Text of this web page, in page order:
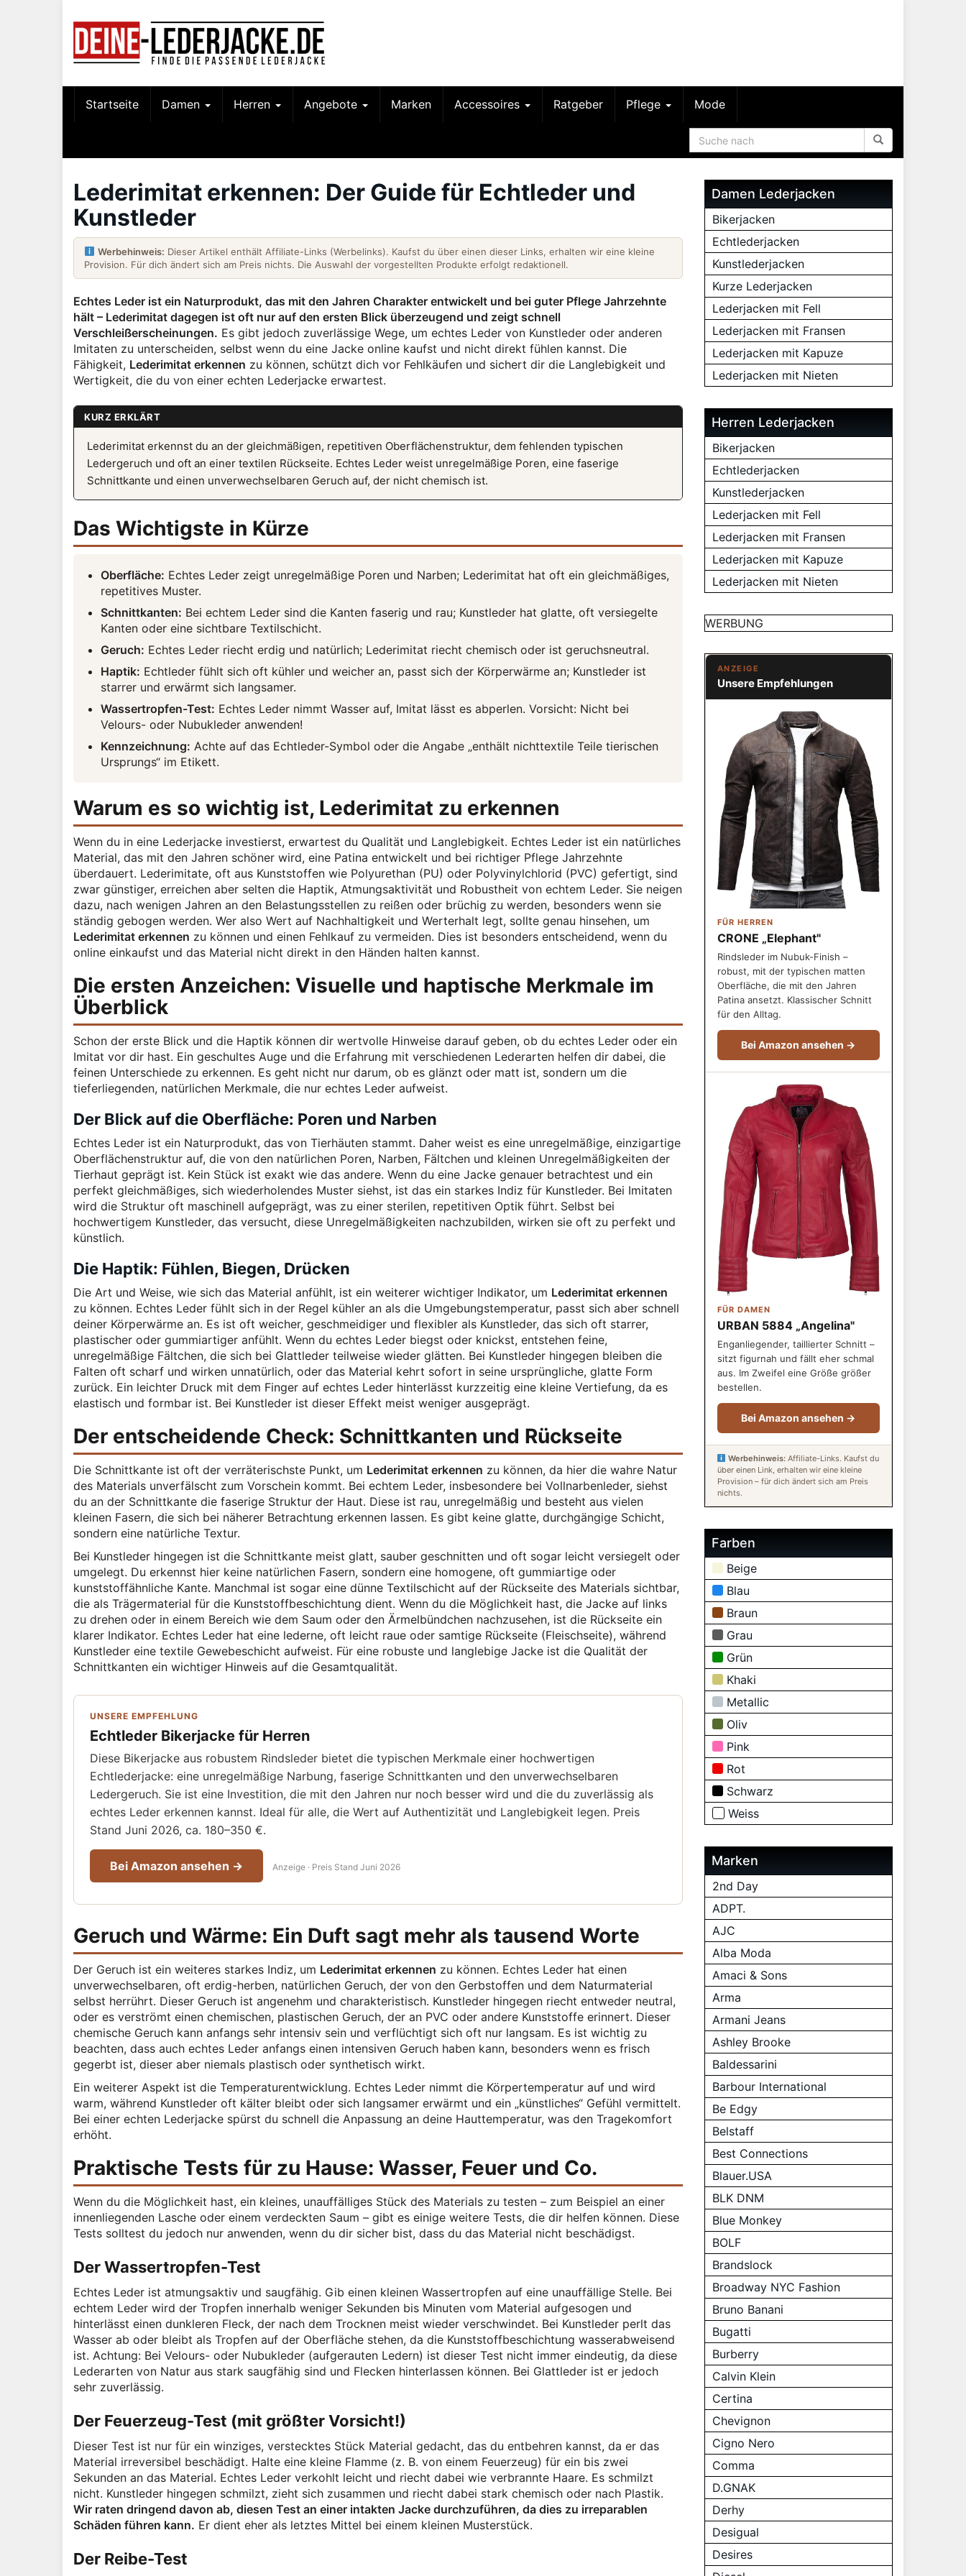
Startseite Damen Herren Angebote Marken Accessoires Ratgeber Pflege Mode
Lederimitat erkennen: Der Guide für Echtleder und
Kunstleder
Werbehinweis: Dieser Artikel enthält Affiliate-Links (Werbelinks). Kaufst du über einen dieser Links, erhalten wir eine kleine
Provision. Für dich ändert sich am Preis nichts. Die Auswahl der vorgestellten Produkte erfolgt redaktionell.
Echtes Leder ist ein Naturprodukt, das mit den Jahren Charakter entwickelt und bei guter Pflege Jahrzehnte
hält – Lederimitat dagegen ist oft nur auf den ersten Blick überzeugend und zeigt schnell
Verschleißerscheinungen. Es gibt jedoch zuverlässige Wege, um echtes Leder von Kunstleder oder anderen
Imitaten zu unterscheiden, selbst wenn du eine Jacke online kaufst und nicht direkt fühlen kannst. Die
Fähigkeit, Lederimitat erkennen zu können, schützt dich vor Fehlkäufen und sichert dir die Langlebigkeit und
Wertigkeit, die du von einer echten Lederjacke erwartest.
KURZ ERKLÄRT
Lederimitat erkennst du an der gleichmäßigen, repetitiven Oberflächenstruktur, dem fehlenden typischen
Ledergeruch und oft an einer textilen Rückseite. Echtes Leder weist unregelmäßige Poren, eine faserige
Schnittkante und einen unverwechselbaren Geruch auf, der nicht chemisch ist.
Das Wichtigste in Kürze
Oberfläche: Echtes Leder zeigt unregelmäßige Poren und Narben; Lederimitat hat oft ein gleichmäßiges,
repetitives Muster.
Schnittkanten: Bei echtem Leder sind die Kanten faserig und rau; Kunstleder hat glatte, oft versiegelte
Kanten oder eine sichtbare Textilschicht.
Geruch: Echtes Leder riecht erdig und natürlich; Lederimitat riecht chemisch oder ist geruchsneutral.
Haptik: Echtleder fühlt sich oft kühler und weicher an, passt sich der Körperwärme an; Kunstleder ist
starrer und erwärmt sich langsamer.
Wassertropfen-Test: Echtes Leder nimmt Wasser auf, Imitat lässt es abperlen. Vorsicht: Nicht bei
Velours- oder Nubukleder anwenden!
Kennzeichnung: Achte auf das Echtleder-Symbol oder die Angabe „enthält nichttextile Teile tierischen
Ursprungs“ im Etikett.
Warum es so wichtig ist, Lederimitat zu erkennen
Wenn du in eine Lederjacke investierst, erwartest du Qualität und Langlebigkeit. Echtes Leder ist ein natürliches
Material, das mit den Jahren schöner wird, eine Patina entwickelt und bei richtiger Pflege Jahrzehnte
überdauert. Lederimitate, oft aus Kunststoffen wie Polyurethan (PU) oder Polyvinylchlorid (PVC) gefertigt, sind
zwar günstiger, erreichen aber selten die Haptik, Atmungsaktivität und Robustheit von echtem Leder. Sie neigen
dazu, nach wenigen Jahren an den Belastungsstellen zu reißen oder brüchig zu werden, besonders wenn sie
ständig gebogen werden. Wer also Wert auf Nachhaltigkeit und Werterhalt legt, sollte genau hinsehen, um
Lederimitat erkennen zu können und einen Fehlkauf zu vermeiden. Dies ist besonders entscheidend, wenn du
online einkaufst und das Material nicht direkt in den Händen halten kannst.
Die ersten Anzeichen: Visuelle und haptische Merkmale im
Überblick
Schon der erste Blick und die Haptik können dir wertvolle Hinweise darauf geben, ob du echtes Leder oder ein
Imitat vor dir hast. Ein geschultes Auge und die Erfahrung mit verschiedenen Lederarten helfen dir dabei, die
feinen Unterschiede zu erkennen. Es geht nicht nur darum, ob es glänzt oder matt ist, sondern um die
tieferliegenden, natürlichen Merkmale, die nur echtes Leder aufweist.
Der Blick auf die Oberfläche: Poren und Narben
Echtes Leder ist ein Naturprodukt, das von Tierhäuten stammt. Daher weist es eine unregelmäßige, einzigartige
Oberflächenstruktur auf, die von den natürlichen Poren, Narben, Fältchen und kleinen Unregelmäßigkeiten der
Tierhaut geprägt ist. Kein Stück ist exakt wie das andere. Wenn du eine Jacke genauer betrachtest und ein
perfekt gleichmäßiges, sich wiederholendes Muster siehst, ist das ein starkes Indiz für Kunstleder. Bei Imitaten
wird die Struktur oft maschinell aufgeprägt, was zu einer sterilen, repetitiven Optik führt. Selbst bei
hochwertigem Kunstleder, das versucht, diese Unregelmäßigkeiten nachzubilden, wirken sie oft zu perfekt und
künstlich.
Die Haptik: Fühlen, Biegen, Drücken
Die Art und Weise, wie sich das Material anfühlt, ist ein weiterer wichtiger Indikator, um Lederimitat erkennen
zu können. Echtes Leder fühlt sich in der Regel kühler an als die Umgebungstemperatur, passt sich aber schnell
deiner Körperwärme an. Es ist oft weicher, geschmeidiger und flexibler als Kunstleder, das sich oft starrer,
plastischer oder gummiartiger anfühlt. Wenn du echtes Leder biegst oder knickst, entstehen feine,
unregelmäßige Fältchen, die sich bei Glattleder teilweise wieder glätten. Bei Kunstleder hingegen bleiben die
Falten oft scharf und wirken unnatürlich, oder das Material kehrt sofort in seine ursprüngliche, glatte Form
zurück. Ein leichter Druck mit dem Finger auf echtes Leder hinterlässt kurzzeitig eine kleine Vertiefung, da es
elastisch und formbar ist. Bei Kunstleder ist dieser Effekt meist weniger ausgeprägt.
Der entscheidende Check: Schnittkanten und Rückseite
Die Schnittkante ist oft der verräterischste Punkt, um Lederimitat erkennen zu können, da hier die wahre Natur
des Materials unverfälscht zum Vorschein kommt. Bei echtem Leder, insbesondere bei Vollnarbenleder, siehst
du an der Schnittkante die faserige Struktur der Haut. Diese ist rau, unregelmäßig und besteht aus vielen
kleinen Fasern, die sich bei näherer Betrachtung erkennen lassen. Es gibt keine glatte, durchgängige Schicht,
sondern eine natürliche Textur.
Bei Kunstleder hingegen ist die Schnittkante meist glatt, sauber geschnitten und oft sogar leicht versiegelt oder
umgelegt. Du erkennst hier keine natürlichen Fasern, sondern eine homogene, oft gummiartige oder
kunststoffähnliche Kante. Manchmal ist sogar eine dünne Textilschicht auf der Rückseite des Materials sichtbar,
die als Trägermaterial für die Kunststoffbeschichtung dient. Wenn du die Möglichkeit hast, die Jacke auf links
zu drehen oder in einem Bereich wie dem Saum oder den Ärmelbündchen nachzusehen, ist die Rückseite ein
klarer Indikator. Echtes Leder hat eine lederne, oft leicht raue oder samtige Rückseite (Fleischseite), während
Kunstleder eine textile Gewebeschicht aufweist. Für eine robuste und langlebige Jacke ist die Qualität der
Schnittkanten ein wichtiger Hinweis auf die Gesamtqualität.
UNSERE EMPFEHLUNG
Echtleder Bikerjacke für Herren
Diese Bikerjacke aus robustem Rindsleder bietet die typischen Merkmale einer hochwertigen
Echtlederjacke: eine unregelmäßige Narbung, faserige Schnittkanten und den unverwechselbaren
Ledergeruch. Sie ist eine Investition, die mit den Jahren nur noch besser wird und die du zuverlässig als
echtes Leder erkennen kannst. Ideal für alle, die Wert auf Authentizität und Langlebigkeit legen. Preis
Stand Juni 2026, ca. 180–350 €.
Bei Amazon ansehen → Anzeige · Preis Stand Juni 2026
Geruch und Wärme: Ein Duft sagt mehr als tausend Worte
Der Geruch ist ein weiteres starkes Indiz, um Lederimitat erkennen zu können. Echtes Leder hat einen
unverwechselbaren, oft erdig-herben, natürlichen Geruch, der von den Gerbstoffen und dem Naturmaterial
selbst herrührt. Dieser Geruch ist angenehm und charakteristisch. Kunstleder hingegen riecht entweder neutral,
oder es verströmt einen chemischen, plastischen Geruch, der an PVC oder andere Kunststoffe erinnert. Dieser
chemische Geruch kann anfangs sehr intensiv sein und verflüchtigt sich oft nur langsam. Es ist wichtig zu
beachten, dass auch echtes Leder anfangs einen intensiven Geruch haben kann, besonders wenn es frisch
gegerbt ist, dieser aber niemals plastisch oder synthetisch wirkt.
Ein weiterer Aspekt ist die Temperaturentwicklung. Echtes Leder nimmt die Körpertemperatur auf und wird
warm, während Kunstleder oft kälter bleibt oder sich langsamer erwärmt und ein „künstliches“ Gefühl vermittelt.
Bei einer echten Lederjacke spürst du schnell die Anpassung an deine Hauttemperatur, was den Tragekomfort
erhöht.
Praktische Tests für zu Hause: Wasser, Feuer und Co.
Wenn du die Möglichkeit hast, ein kleines, unauffälliges Stück des Materials zu testen – zum Beispiel an einer
innenliegenden Lasche oder einem verdeckten Saum – gibt es einige weitere Tests, die dir helfen können. Diese
Tests solltest du jedoch nur anwenden, wenn du dir sicher bist, dass du das Material nicht beschädigst.
Der Wassertropfen-Test
Echtes Leder ist atmungsaktiv und saugfähig. Gib einen kleinen Wassertropfen auf eine unauffällige Stelle. Bei
echtem Leder wird der Tropfen innerhalb weniger Sekunden bis Minuten vom Material aufgesogen und
hinterlässt einen dunkleren Fleck, der nach dem Trocknen meist wieder verschwindet. Bei Kunstleder perlt das
Wasser ab oder bleibt als Tropfen auf der Oberfläche stehen, da die Kunststoffbeschichtung wasserabweisend
ist. Achtung: Bei Velours- oder Nubukleder (aufgerauten Ledern) ist dieser Test nicht immer eindeutig, da diese
Lederarten von Natur aus stark saugfähig sind und Flecken hinterlassen können. Bei Glattleder ist er jedoch
sehr zuverlässig.
Der Feuerzeug-Test (mit größter Vorsicht!)
Dieser Test ist nur für ein winziges, verstecktes Stück Material gedacht, das du entbehren kannst, da er das
Material irreversibel beschädigt. Halte eine kleine Flamme (z. B. von einem Feuerzeug) für ein bis zwei
Sekunden an das Material. Echtes Leder verkohlt leicht und riecht dabei wie verbrannte Haare. Es schmilzt
nicht. Kunstleder hingegen schmilzt, zieht sich zusammen und riecht dabei stark chemisch oder nach Plastik.
Wir raten dringend davon ab, diesen Test an einer intakten Jacke durchzuführen, da dies zu irreparablen
Schäden führen kann. Er dient eher als letztes Mittel bei einem kleinen Musterstück.
Der Reibe-Test
Damen Lederjacken
Bikerjacken
Echtlederjacken
Kunstlederjacken
Kurze Lederjacken
Lederjacken mit Fell
Lederjacken mit Fransen
Lederjacken mit Kapuze
Lederjacken mit Nieten
Herren Lederjacken
Bikerjacken
Echtlederjacken
Kunstlederjacken
Lederjacken mit Fell
Lederjacken mit Fransen
Lederjacken mit Kapuze
Lederjacken mit Nieten
WERBUNG
ANZEIGE
Unsere Empfehlungen
FÜR HERREN
CRONE „Elephant"
Rindsleder im Nubuk-Finish –
robust, mit der typischen matten
Oberfläche, die mit den Jahren
Patina ansetzt. Klassischer Schnitt
für den Alltag.
Bei Amazon ansehen →
FÜR DAMEN
URBAN 5884 „Angelina"
Enganliegender, taillierter Schnitt –
sitzt figurnah und fällt eher schmal
aus. Im Zweifel eine Größe größer
bestellen.
Bei Amazon ansehen →
Werbehinweis: Affiliate-Links. Kaufst du
über einen Link, erhalten wir eine kleine
Provision – für dich ändert sich am Preis
nichts.
Farben
Beige
Blau
Braun
Grau
Grün
Khaki
Metallic
Oliv
Pink
Rot
Schwarz
Weiss
Marken
2nd Day
ADPT.
AJC
Alba Moda
Amaci & Sons
Arma
Armani Jeans
Ashley Brooke
Baldessarini
Barbour International
Be Edgy
Belstaff
Best Connections
Blauer.USA
BLK DNM
Blue Monkey
BOLF
Brandslock
Broadway NYC Fashion
Bruno Banani
Bugatti
Burberry
Calvin Klein
Certina
Chevignon
Cigno Nero
Comma
D.GNAK
Derhy
Desigual
Desires